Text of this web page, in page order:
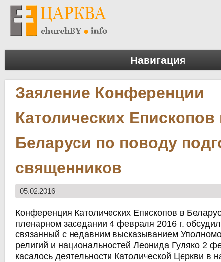
Навигация
Заяление Конференции
Католических Епископов
Беларуси по поводу
священников
05.02.2016
Конференция Католических Епископов в
пленарном заседании 4 февраля 2016 г.
связанный с недавним высказыванием
религий и национальностей Леонида Гуляко 2
касалось деятельности Католической Церкви в